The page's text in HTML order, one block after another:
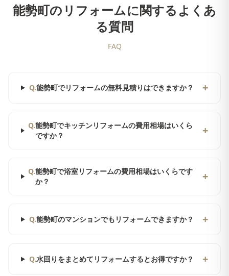
能勢町のリフォームに関するよくあ
る質問
FAQ
Q.能勢町でリフォームの無料見積りはできますか？ +
Q.能勢町でキッチンリフォームの費用相場はいくら
ですか？
+
Q.能勢町で浴室リフォームの費用相場はいくらです
か？
+
Q.能勢町のマンションでもリフォームできますか？ +
Q.水回りをまとめてリフォームするとお得ですか？ +